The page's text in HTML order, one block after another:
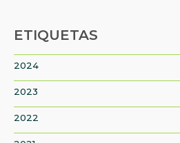
ETIQUETAS
2024
2023
2022